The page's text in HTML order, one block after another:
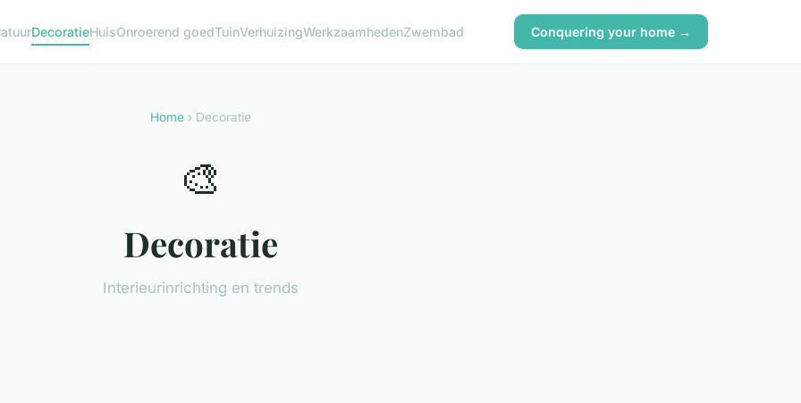
DecoratieHuisOnroerend goedTuinVerhuizingWerkzaamhedenZwembad Conquering your home →
Home› Decoratie
🎨
Decoratie
Interieurinrichting en trends